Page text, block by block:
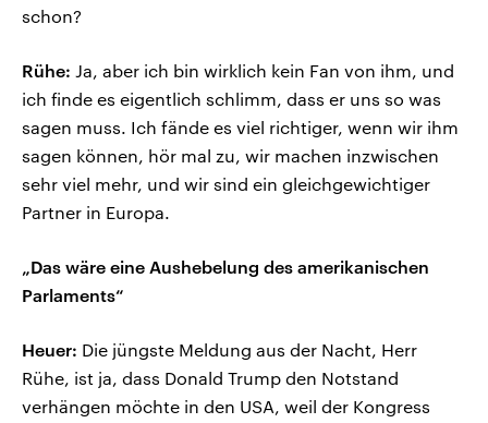
schon?
Rühe: Ja, aber ich bin wirklich kein Fan von ihm, und
ich finde es eigentlich schlimm, dass er uns so was
sagen muss. Ich fände es viel richtiger, wenn wir ihm
sagen können, hör mal zu, wir machen inzwischen
sehr viel mehr, und wir sind ein gleichgewichtiger
Partner in Europa.
„Das wäre eine Aushebelung des amerikanischen
Parlaments“
Heuer: Die jüngste Meldung aus der Nacht, Herr
Rühe, ist ja, dass Donald Trump den Notstand
verhängen möchte in den USA, weil der Kongress